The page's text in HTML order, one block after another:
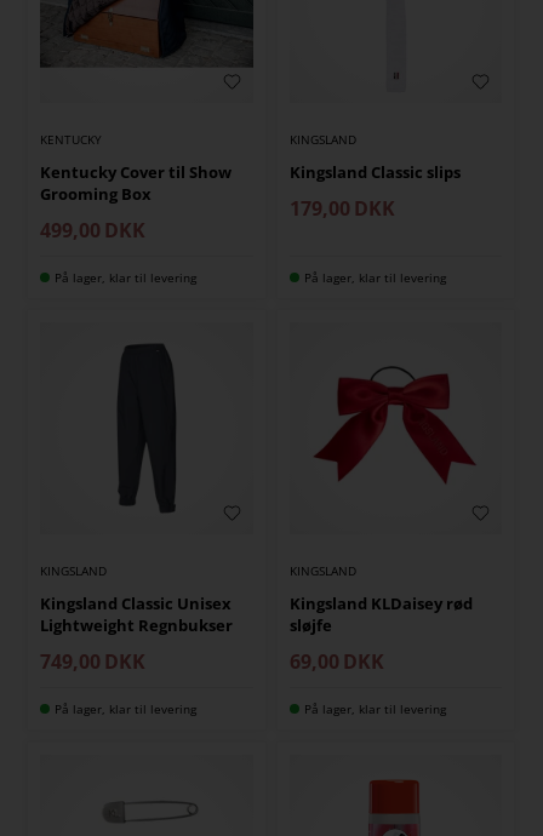
KENTUCKY
Kentucky Cover til Show
Grooming Box
499,00 DKK
På lager, klar til levering
KINGSLAND
Kingsland Classic slips
179,00 DKK
På lager, klar til levering
KINGSLAND
Kingsland Classic Unisex
Lightweight Regnbukser
749,00 DKK
På lager, klar til levering
KINGSLAND
Kingsland KLDaisey rød
sløjfe
69,00 DKK
På lager, klar til levering